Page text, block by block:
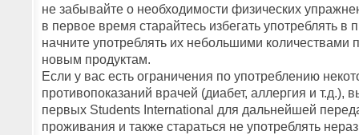
не забывайте о необходимости физических
в первое время старайтесь избегать употреблять
начните употреблять их небольшими количествами
новым продуктам.
Если у вас есть ограничения по употреблению
противопоказаний врачей (диабет, аллергия и т.д.),
первых Students International для дальнейшей
проживания и также стараться не употреблять